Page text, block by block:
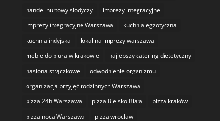
handel hurtowy słodyczy
imprezy integracyjne
imprezy integracyjne Warszawa
kuchnia egzotyczna
kuchnia indyjska
lokal na imprezy warszawa
meble do biura w krakowie
najlepszy catering dietetyczny
nasiona strączkowe
odwodnienie organizmu
organizacja przyjęć rodzinnych Warszawa
pizza 24h Warszawa
pizza Bielsko Biała
pizza kraków
pizza nocą Warszawa
pizza wrocław